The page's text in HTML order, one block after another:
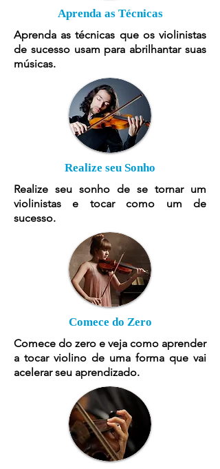
Aprenda as Técnicas
Aprenda as técnicas que os violinistas
de sucesso usam para abrilhantar suas
músicas.
Realize seu Sonho
Realize seu sonho de se tornar um
violinistas e tocar como um de
sucesso.
Comece do Zero
Comece do zero e veja como aprender
a tocar violino de uma forma que vai
acelerar seu aprendizado.